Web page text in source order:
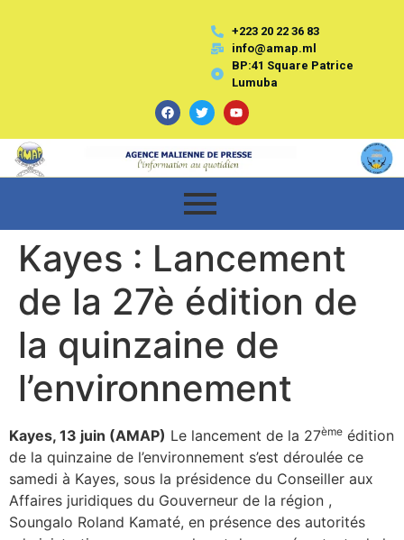
+223 20 22 36 83
info@amap.ml
BP:41 Square Patrice
Lumuba
Kayes : Lancement
de la 27è édition de
la quinzaine de
l’environnement
Kayes, 13 juin (AMAP) Le lancement de la 27ème édition
de la quinzaine de l’environnement s’est déroulée ce
samedi à Kayes, sous la présidence du Conseiller aux
Affaires juridiques du Gouverneur de la région ,
Soungalo Roland Kamaté, en présence des autorités